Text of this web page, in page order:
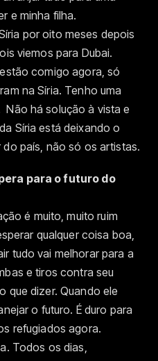
e minha filha.
por oito meses depois
viemos para Dubai.
comigo agora, só
na Síria. Tenho uma
Não há solução à vista e
Síria está deixando o
país, não só os artistas.
para o futuro do
é muito, muito ruim
qualquer coisa boa,
tudo vai melhorar para a
e tiros contra seu
que dizer. Quando ele
o futuro. É duro para
refugiados agora.
Todos os dias,